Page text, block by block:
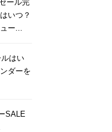
ール完
いつ？
ー...
ルはい
ダーを
SALE